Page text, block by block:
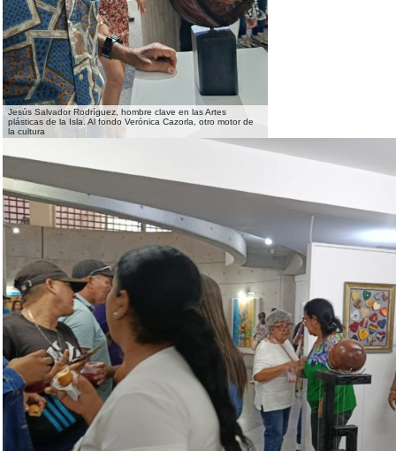
Jesús Salvador Rodríguez, hombre clave en las Artes
plásticas de la Isla. Al fondo Verónica Cazorla, otro motor de
la cultura